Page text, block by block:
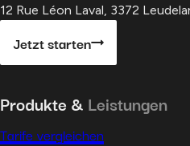
12 Rue Léon Laval, 3372
Jetzt starten
Produkte & Leistungen
Tarife vergleichen